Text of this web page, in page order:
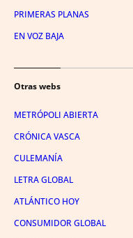
PRIMERAS PLANAS
EN VOZ BAJA
Otras webs
METRÓPOLI ABIERTA
CRÓNICA VASCA
CULEMANÍA
LETRA GLOBAL
ATLÁNTICO HOY
CONSUMIDOR GLOBAL